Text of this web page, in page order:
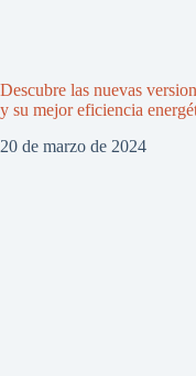
Descubre las nuevas
y su mejor eficiencia
20 de marzo de 2024